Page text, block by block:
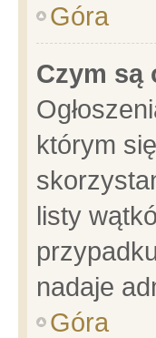
Góra
Czym są
którym
listy
nadaje
Góra